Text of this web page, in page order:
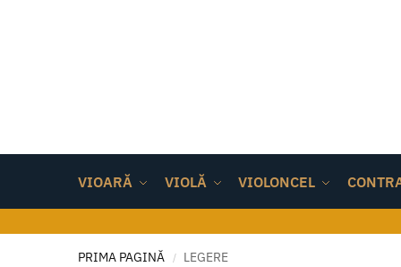
VIOARĂ VIOLĂ VIOLONCEL
PRIMA PAGINĂ / LEGERE